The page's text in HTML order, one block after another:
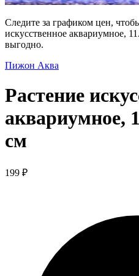
Следите за графиком цен,
искусственное аквариумное,
выгодно.
Пижон Аква
Растение
аквариумное,
см
199 ₽